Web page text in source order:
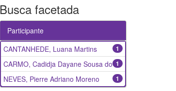
Busca facetada
Participante
1
CANTANHEDE, Luana Martins
1
CARMO, Cadidja Dayane Sousa do
1
NEVES, Pierre Adriano Moreno